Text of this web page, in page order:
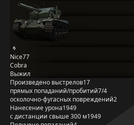
Nice77
Cobra
Выжил
Произведено выстрелов17
прямых попаданий/пробитий7/4
осколочно-фугасных повреждений2
Нанесение урона1949
с дистанции свыше 300 м1949